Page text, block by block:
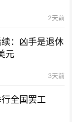
2天前
：凶手是退休
元
3天前
全国罢工